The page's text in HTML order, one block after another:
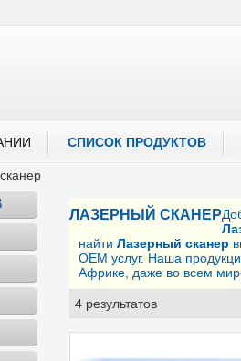
СПИСОК ПРОДУКТОВ
ЛАЗЕРНЫЙ СКАНЕР
найти Лазерный сканер
OEM услуг. Наша
Африке, даже во всем
4 результатов